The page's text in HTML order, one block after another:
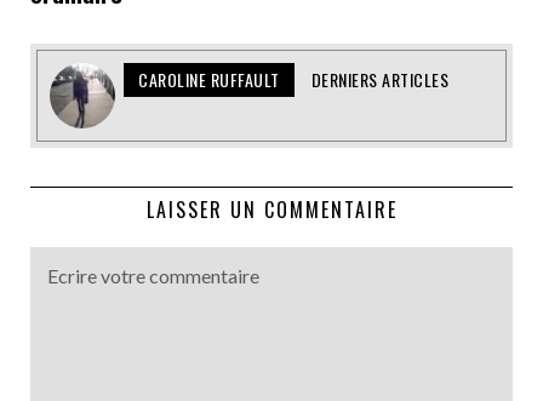
CAROLINE RUFFAULT DERNIERS ARTICLES
LAISSER UN COMMENTAIRE